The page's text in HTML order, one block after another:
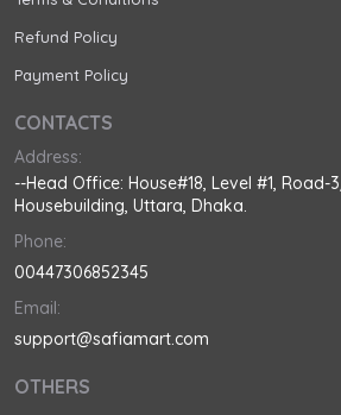
Refund Policy
Payment Policy
CONTACTS
Address:
--Head Office: House#18, Level #1, Road-
Housebuilding, Uttara, Dhaka.
Phone:
00447306852345
Email:
support@safiamart.com
OTHERS